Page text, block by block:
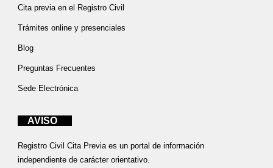
Cita previa en el Registro Civil
Trámites online y presenciales
Blog
Preguntas Frecuentes
Sede Electrónica
AVISO
Registro Civil Cita Previa es un portal de información
independiente de carácter orientativo.